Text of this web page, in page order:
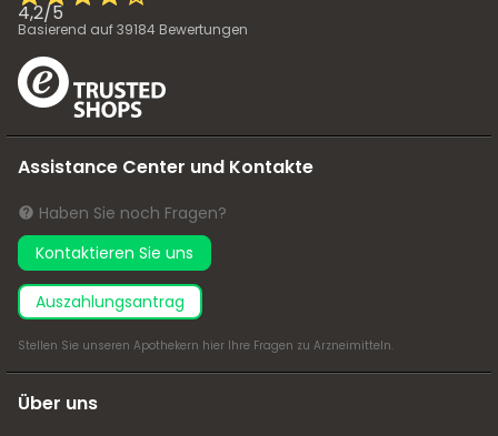
4,2/5
Basierend auf39184 Bewertungen
Assistance Center und Kontakte
Haben Sie noch Fragen?
Kontaktieren Sie uns
Auszahlungsantrag
Stellen Sie unseren Apothekern hier Ihre Fragen zu Arzneimitteln.
Über uns